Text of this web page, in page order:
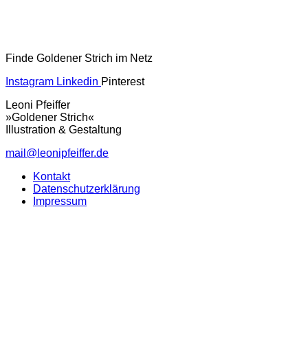
Finde Goldener Strich im Netz
Instagram Linkedin Pinterest
Leoni Pfeiffer
»Goldener Strich«
Illustration & Gestaltung
mail@leonipfeiffer.de
Kontakt
Datenschutzerklärung
Impressum